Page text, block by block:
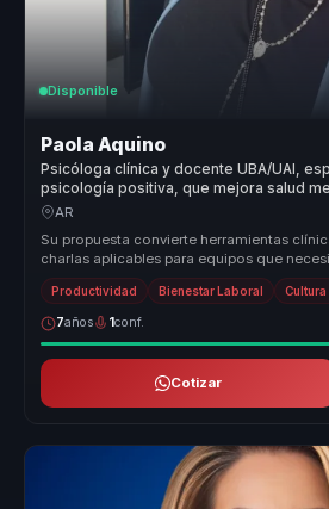
Disponible
Paola Aquino
Psicóloga clínica y docente UBA/UAI,
psicología positiva, que mejora salud
equipos.
AR
Su propuesta convierte herramientas
charlas aplicables para equipos que
y cui...
Productividad Bienestar Laboral
7años 1conf.
Cotizar